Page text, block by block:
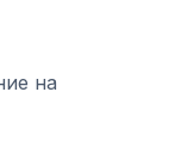
на